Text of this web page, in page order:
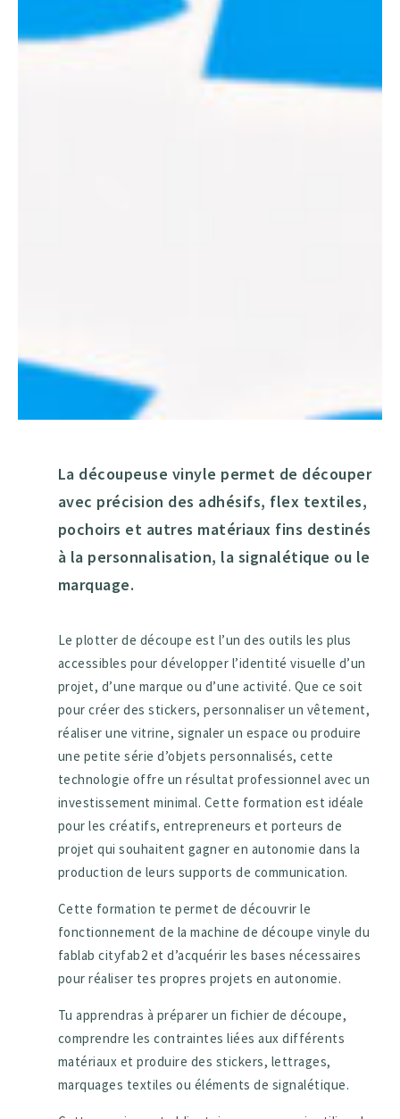
La découpeuse vinyle permet de découper
avec précision des adhésifs, flex textiles,
pochoirs et autres matériaux fins destinés
à la personnalisation, la signalétique ou le
marquage.
Le plotter de découpe est l’un des outils les plus
accessibles pour développer l’identité visuelle d’un
projet, d’une marque ou d’une activité. Que ce soit
pour créer des stickers, personnaliser un vêtement,
réaliser une vitrine, signaler un espace ou produire
une petite série d’objets personnalisés, cette
technologie offre un résultat professionnel avec un
investissement minimal. Cette formation est idéale
pour les créatifs, entrepreneurs et porteurs de
projet qui souhaitent gagner en autonomie dans la
production de leurs supports de communication.
Cette formation te permet de découvrir le
fonctionnement de la machine de découpe vinyle du
fablab cityfab2 et d’acquérir les bases nécessaires
pour réaliser tes propres projets en autonomie.
Tu apprendras à préparer un fichier de découpe,
comprendre les contraintes liées aux différents
matériaux et produire des stickers, lettrages,
marquages textiles ou éléments de signalétique.